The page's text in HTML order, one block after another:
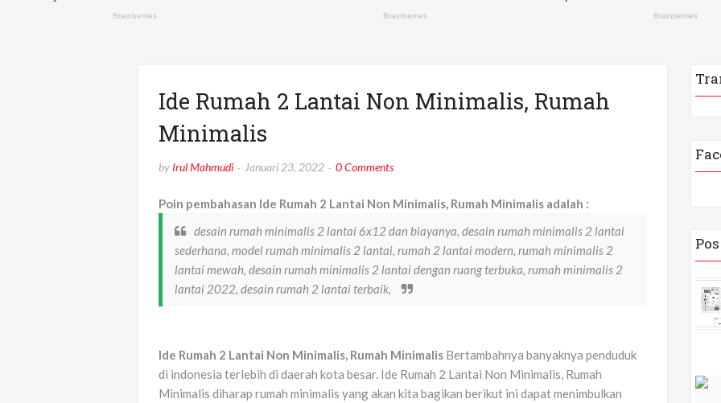
Ide Rumah 2 Lantai Non Minimalis, Rumah
Minimalis
by Irul Mahmudi Januari 23, 2022 0 Comments
Poin pembahasan Ide Rumah 2 Lantai Non Minimalis, Rumah Minimalis adalah :
desain rumah minimalis 2 lantai 6x12 dan biayanya, desain rumah minimalis 2 lantai
sederhana, model rumah minimalis 2 lantai, rumah 2 lantai modern, rumah minimalis 2
lantai mewah, desain rumah minimalis 2 lantai dengan ruang terbuka, rumah minimalis 2
lantai 2022, desain rumah 2 lantai terbaik,
Ide Rumah 2 Lantai Non Minimalis, Rumah Minimalis Bertambahnya banyaknya penduduk
di indonesia terlebih di daerah kota besar. Ide Rumah 2 Lantai Non Minimalis, Rumah
Minimalis diharap rumah minimalis yang akan kita bagikan berikut ini dapat menimbulkan